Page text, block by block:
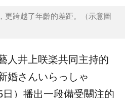
更跨越了年齡的差距。（示意圖
人井上咲楽共同主持的
婚さんいらっしゃ
）播出一段備受關注的